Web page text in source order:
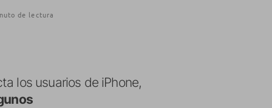
de lectura
los usuarios de iPhone,